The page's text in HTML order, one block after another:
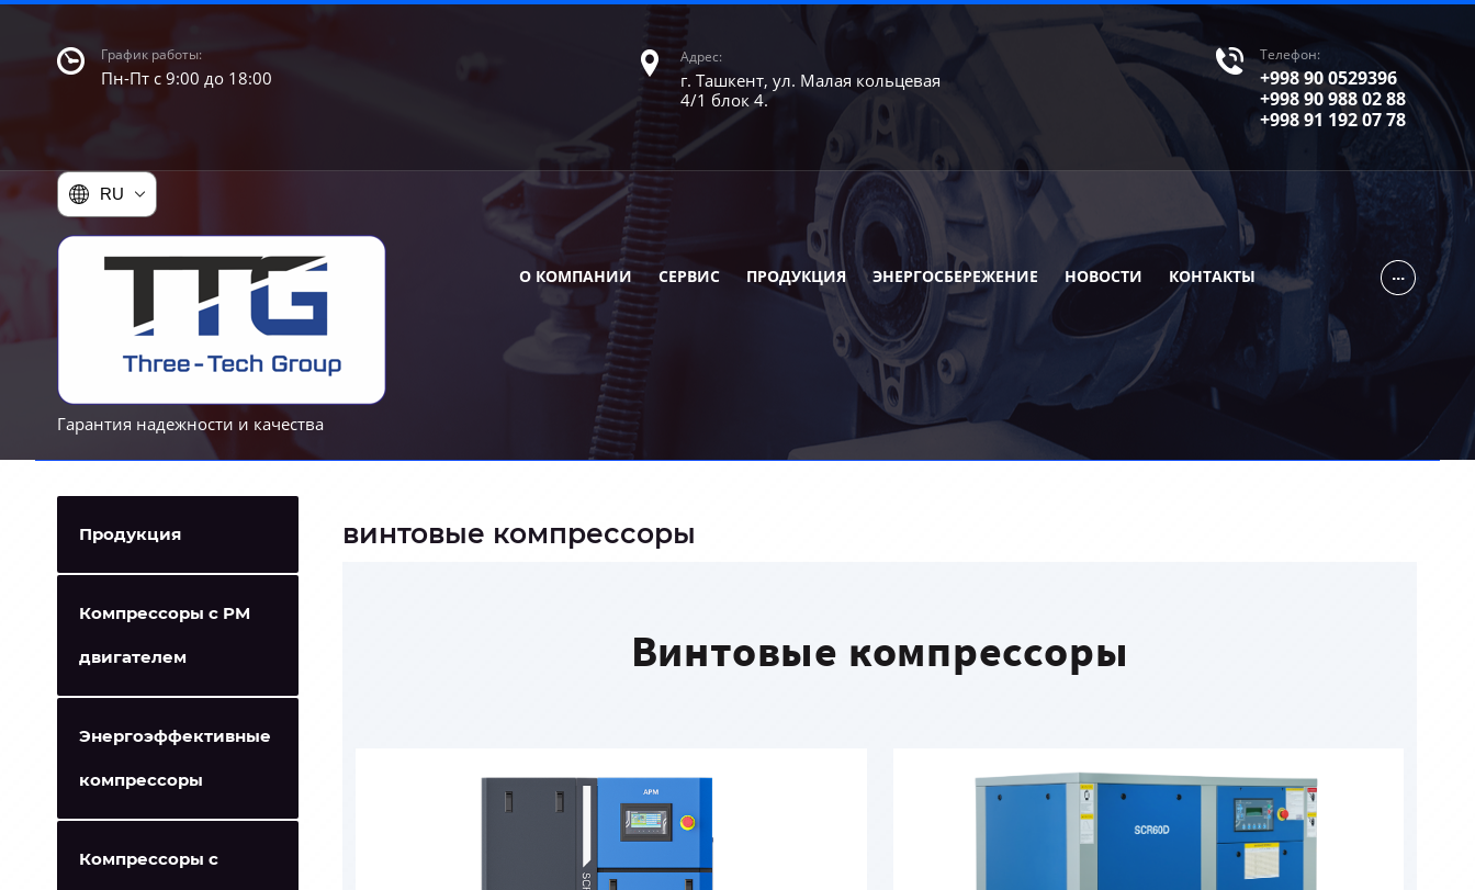
График работы:
Пн-Пт с 9:00 до 18:00
Адрес:
г. Ташкент, ул. Малая кольцевая
4/1 блок 4.
Телефон:
+998 90 0529396
+998 90 988 02 88
+998 91 192 07 78
RU
Гарантия надежности и качества
О КОМПАНИИ СЕРВИС ПРОДУКЦИЯ ЭНЕРГОСБЕРЕЖЕНИЕ НОВОСТИ КОНТАКТЫ ...
Продукция
Компрессоры с PM
двигателем
Энергоэффективные
компрессоры
Компрессоры с
винтовые компрессоры
Винтовые компрессоры